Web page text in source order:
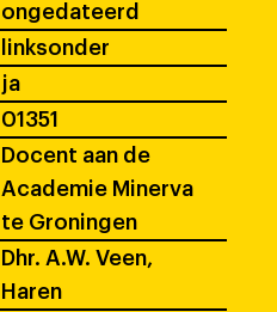
ongedateerd
linksonder
ja
01351
Docent aan de
Academie Minerva
te Groningen
Dhr. A.W. Veen,
Haren